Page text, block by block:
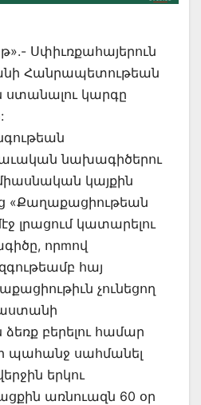
Սփիւռքահայերուն
Հանրապետութեան
ստանալու կարգը
նախագիծերու
կայքին
«Քաղաքացիութեան
լրացում կատարելու
որmով
հայ
չունեցող
բերելու համար
պահանջ սահմանել
երկու
առնուազն 60 օր